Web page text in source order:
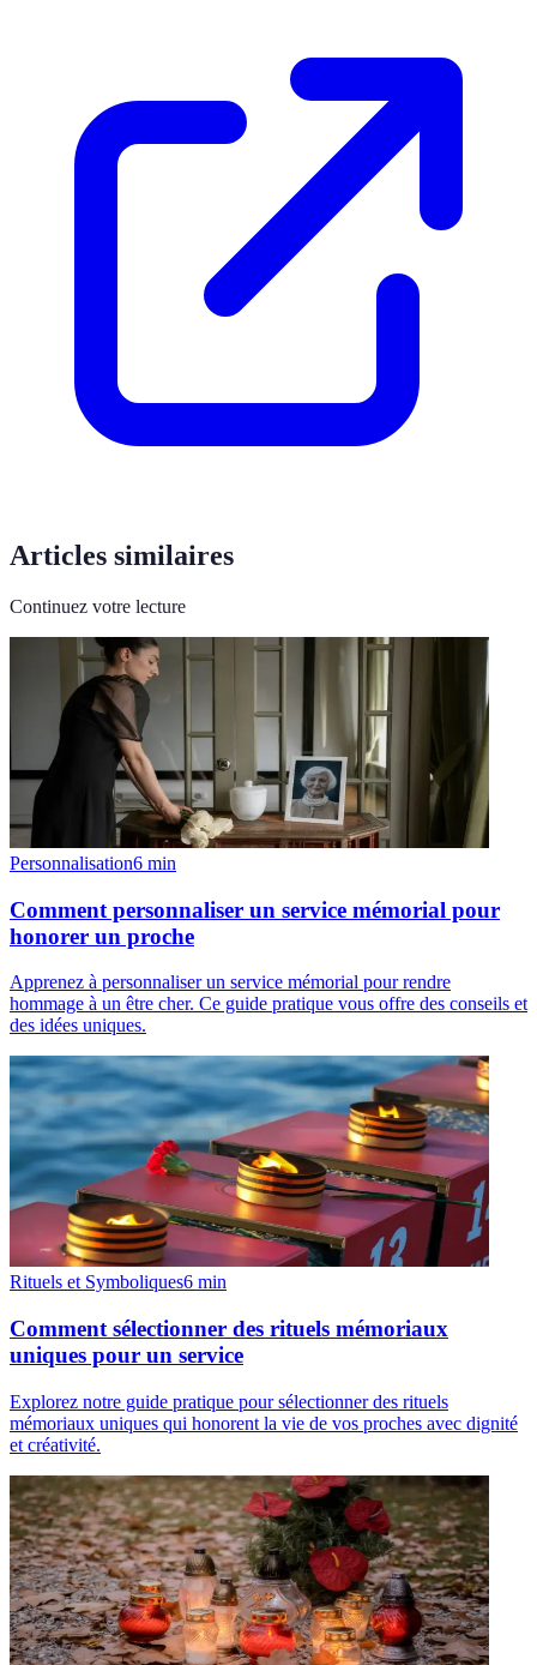
Articles similaires
Continuez votre lecture
Personnalisation6 min
Comment personnaliser un service mémorial pour
honorer un proche
Apprenez à personnaliser un service mémorial pour rendre
hommage à un être cher. Ce guide pratique vous offre des conseils et
des idées uniques.
Rituels et Symboliques6 min
Comment sélectionner des rituels mémoriaux
uniques pour un service
Explorez notre guide pratique pour sélectionner des rituels
mémoriaux uniques qui honorent la vie de vos proches avec dignité
et créativité.